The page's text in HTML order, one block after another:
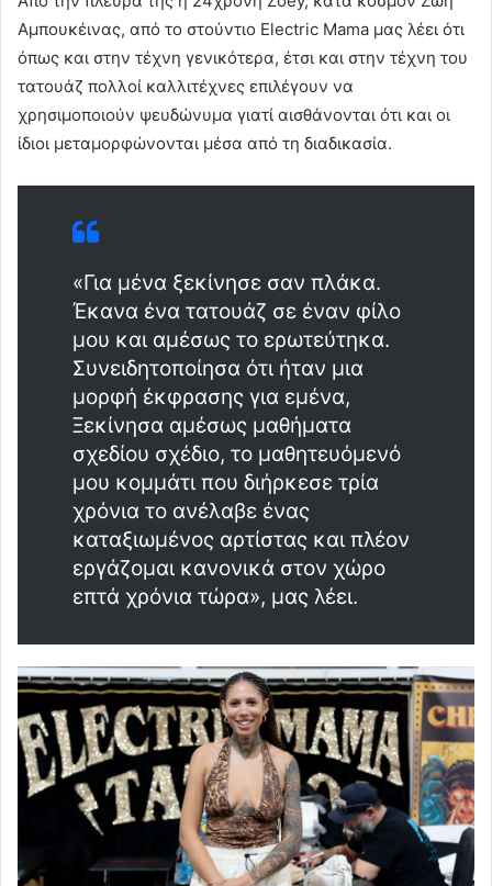
Αμπουκέινας, από το στούντιο Electric Mama μας λέει ότι
όπως και στην τέχνη γενικότερα, έτσι και στην τέχνη του
τατουάζ πολλοί καλλιτέχνες επιλέγουν να
χρησιμοποιούν ψευδώνυμα γιατί αισθάνονται ότι και οι
ίδιοι μεταμορφώνονται μέσα από τη διαδικασία.
«Για μένα ξεκίνησε σαν πλάκα.
Έκανα ένα τατουάζ σε έναν φίλο
μου και αμέσως το ερωτεύτηκα.
Συνειδητοποίησα ότι ήταν μια
μορφή έκφρασης για εμένα,
Ξεκίνησα αμέσως μαθήματα
σχεδίου σχέδιο, το μαθητευόμενό
μου κομμάτι που διήρκεσε τρία
χρόνια το ανέλαβε ένας
καταξιωμένος αρτίστας και πλέον
εργάζομαι κανονικά στον χώρο
επτά χρόνια τώρα», μας λέει.